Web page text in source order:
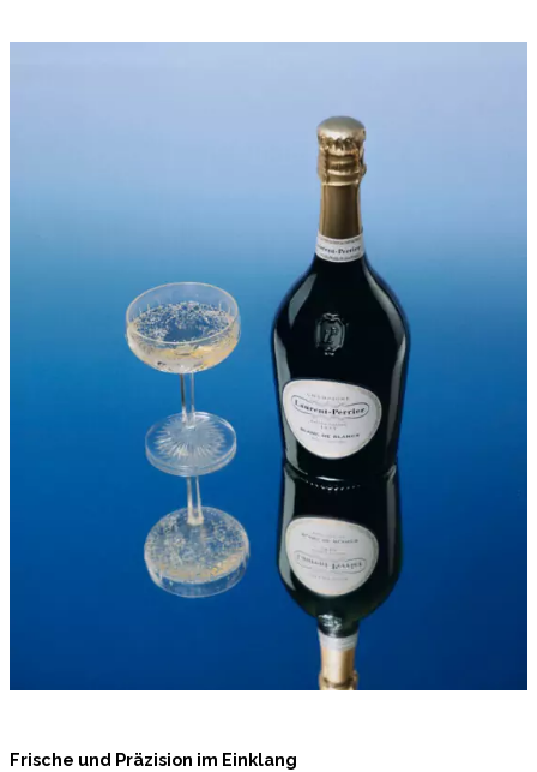
Frische und Präzision im Einklang